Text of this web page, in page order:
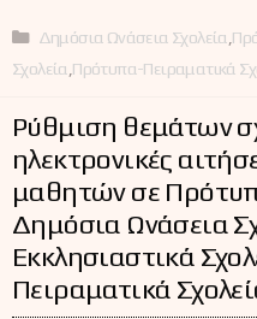
Κατηγορίες
Δημόσια Ωνάσεια Σχολεία
Σχολεία Πρότυπα-Πειραματικά
Ρύθμιση θεμάτων
ηλεκτρονικές
μαθητών σε
Δημόσια Ωνάσεια
Εκκλησιαστικά
Πειραματικά